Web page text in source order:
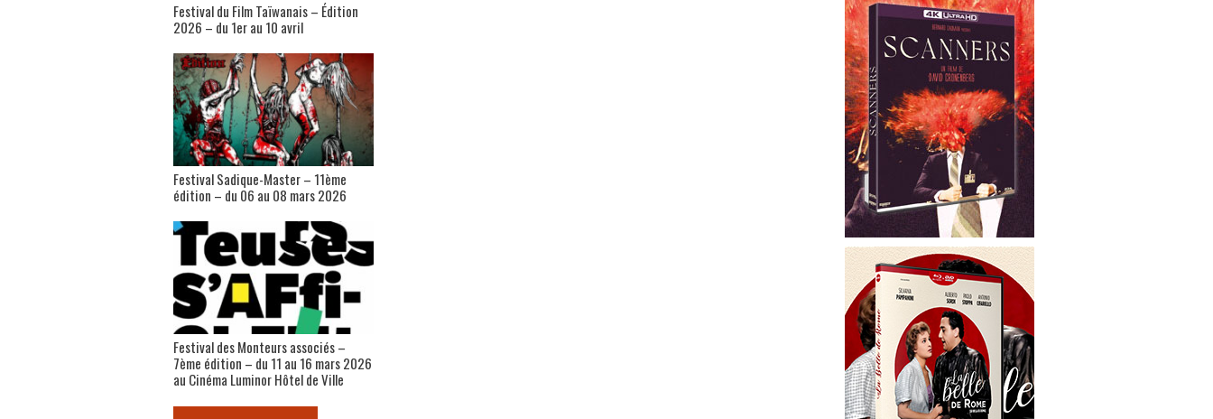
Festival du Film Taïwanais – Édition
2026 – du 1er au 10 avril
Festival Sadique-Master – 11ème
édition – du 06 au 08 mars 2026
Festival des Monteurs associés –
7ème édition – du 11 au 16 mars 2026
au Cinéma Luminor Hôtel de Ville